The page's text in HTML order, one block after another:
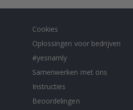
Cookies
Oplossingen voor bedrijven
#yesnamly
Samenwerken met ons
Instructies
Beoordelingen